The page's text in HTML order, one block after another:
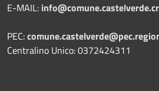
E-MAIL:
PEC:
Centralino Unico: 0372424311